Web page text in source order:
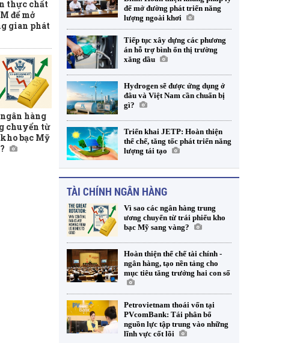
thực chất
để mở
gian phát
hàng
chuyển từ
bạc Mỹ
để mở đường phát triển năng
lượng ngoài khơi
Tiếp tục xây dựng các phương
án hỗ trợ bình ổn thị trường
xăng dầu
Hydrogen sẽ được ứng dụng ở
đâu và Việt Nam cần chuẩn bị
gì?
Triển khai JETP: Hoàn thiện
thể chế, tăng tốc phát triển năng
lượng tái tạo
TÀI CHÍNH NGÂN HÀNG
Vì sao các ngân hàng trung
ương chuyển từ trái phiếu kho
bạc Mỹ sang vàng?
Hoàn thiện thể chế tài chính -
ngân hàng, tạo nền tảng cho
mục tiêu tăng trưởng hai con số
Petrovietnam thoái vốn tại
PVcomBank: Tái phân bổ
nguồn lực tập trung vào những
lĩnh vực cốt lõi